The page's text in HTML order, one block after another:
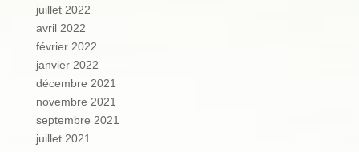
juillet 2022
avril 2022
février 2022
janvier 2022
décembre 2021
novembre 2021
septembre 2021
juillet 2021